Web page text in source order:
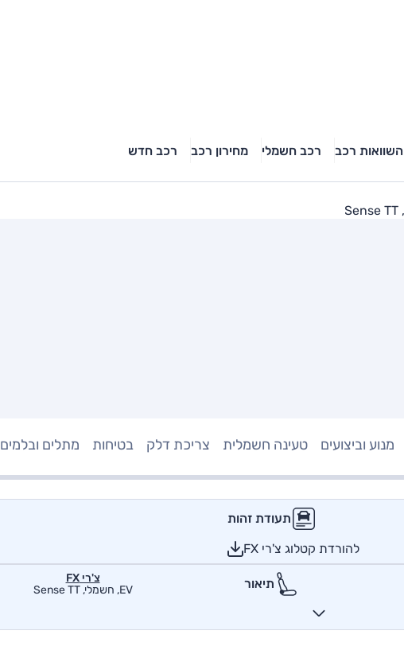
השוואות רכב רכב חשמלי מחירון רכב רכב חדש
מנוע וביצועים טעינה חשמלית צריכת דלק בטיחות מתלים ובלמים
תעודת זהות
להורדת קטלוג צ'רי FX
תיאור
צ'רי FX
EV, חשמלי, Sense TT